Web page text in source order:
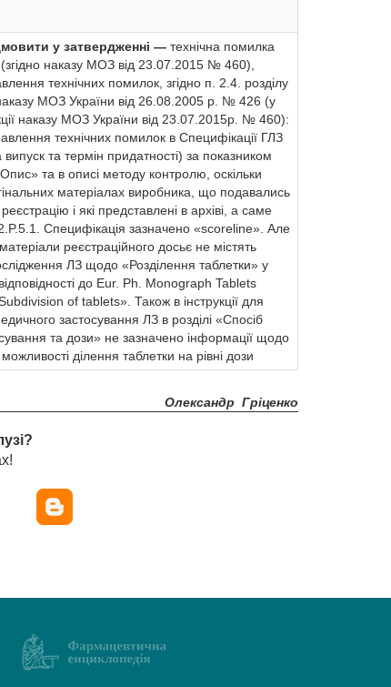
у затвердженні — технічна помилка
(згідно наказу МОЗ від 23.07.2015 № 460),
технічних помилок, згідно п. 2.4. розділу
МОЗ України від 26.08.2005 р. № 426 (у
наказу МОЗ України від 23.07.2015р. № 460):
технічних помилок в Специфікації ГЛЗ
випуск та термін придатності) за показником
та в описі методу контролю, оскільки
матеріалах виробника, що подавались
і які представлені в архіві, а саме
Специфікація зазначено «scoreline». Але
матеріали реєстраційного досьє не містять
ЛЗ щодо «Розділення таблетки» у
відповідності до Eur. Ph. Monograph Tablets
of tablets». Також в інструкції для
застосування ЛЗ в розділі «Спосіб
та дози» не зазначено інформації щодо
можливості ділення таблетки на рівні дози
Олександр Гріценко